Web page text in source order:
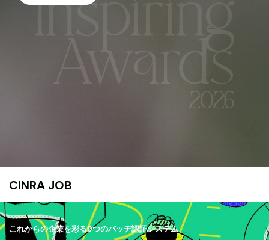
CINRA JOB
これからの企業を彩る9つのバッヂ認証システム